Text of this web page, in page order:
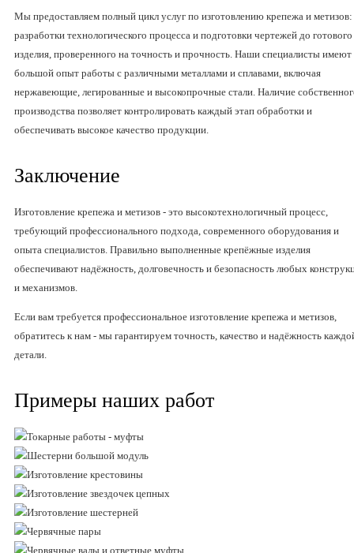
Мы предоставляем полный цикл услуг по изготовлению крепежа и метизов:
разработки технологического процесса и подготовки чертежей до готового
изделия, проверенного на точность и прочность. Наши специалисты имеют
большой опыт работы с различными металлами и сплавами, включая
нержавеющие, легированные и высокопрочные стали. Наличие
производства позволяет контролировать каждый этап обработки и
обеспечивать высокое качество продукции.
Заключение
Изготовление крепежа и метизов - это высокотехнологичный процесс,
требующий профессионального подхода, современного оборудования и
опыта специалистов. Правильно выполненные крепёжные изделия
обеспечивают надёжность, долговечность и безопасность любых
и механизмов.
Если вам требуется профессиональное изготовление крепежа и метизов,
обратитесь к нам - мы гарантируем точность, качество и надёжность
детали.
Примеры наших работ